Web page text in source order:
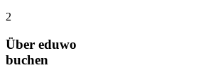
2
Über eduwo
buchen